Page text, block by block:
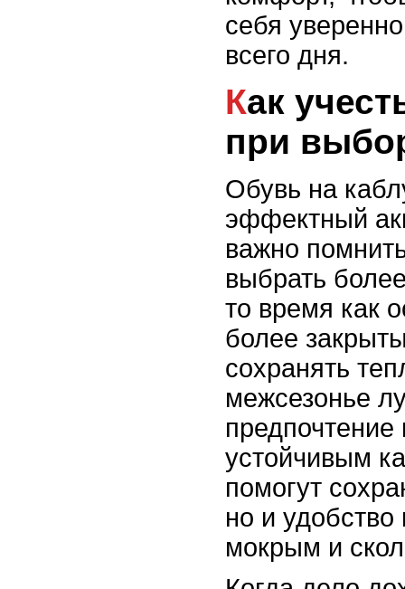
себя
всего дня.
Как учесть сезонность
при
Обувь на
эффектный
важно
выбрать
то время как
более
сохранять
межсезонье
устойчивым
помогут
но и удобство
мокрым и